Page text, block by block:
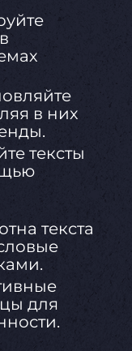
в них
тексты
текста
для